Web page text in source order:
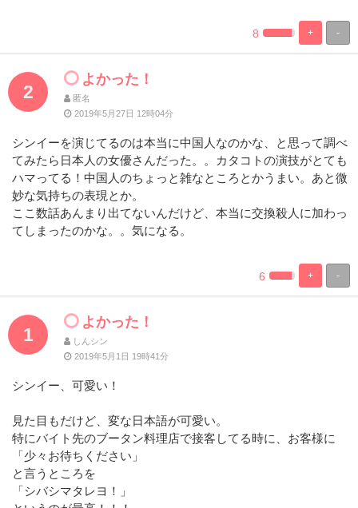
-
+
%
Complete
100%
Complete
8
2
よかった！
匿名
2019年5月27日 12時04分
シンイーを演じてるのは本当に中国人なのかな、と思って調べ
てみたら日本人の女優さんだった。。カタコトの演技がとても
ハマってる！中国人のちょっと雑なところとかうまい。あと微
妙な気持ちの表現とか。
ここ数話あんまり出てないんだけど、本当に交換殺人に加わっ
てしまったのかな。。気になる。
-
+
%
Complete
100%
Complete
6
1
よかった！
しんシン
2019年5月1日 19時41分
シンイー、可愛い！
見た目もだけど、変な日本語が可愛い。
特にバイト先のブータン料理店で接客してる時に、お客様に
「少々お待ちください」
と言うところを
「シバシマタレヨ！」